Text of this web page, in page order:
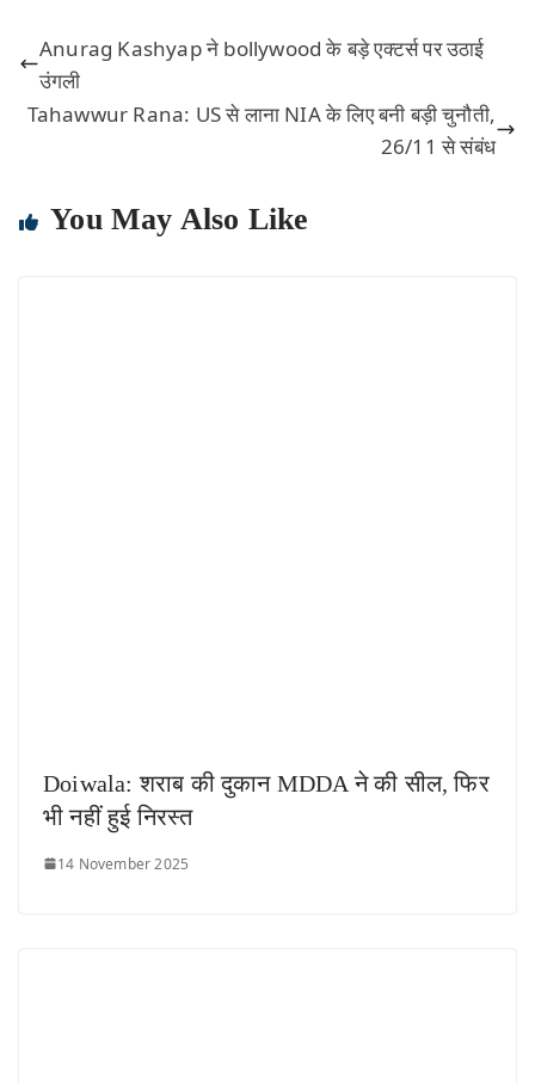
Anurag Kashyap ने bollywood के बड़े एक्टर्स पर उठाई
उंगली
Tahawwur Rana: US से लाना NIA के लिए बनी बड़ी चुनौती,
26/11 से संबंध
You May Also Like
Doiwala: शराब की दुकान MDDA ने की सील, फिर
भी नहीं हुई निरस्त
14 November 2025